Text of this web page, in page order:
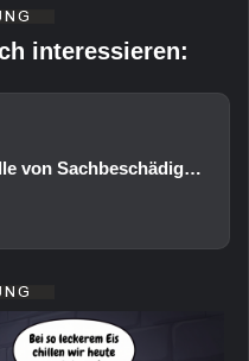
interessieren:
Zwei Fälle von Sachbeschädigung und Diebstahl in Schweinfurt